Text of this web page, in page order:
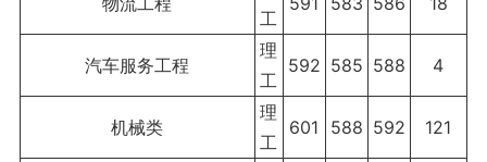
工
汽车服务工程
理
工
592 585 588 4
机械类
理
工
601 588 592 121